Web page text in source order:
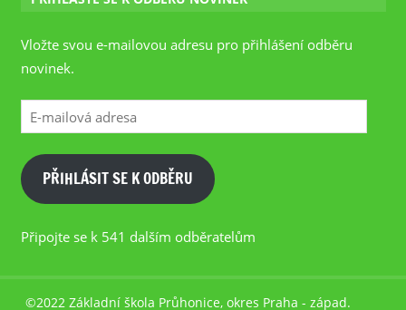
Vložte svou e-mailovou adresu pro přihlášení odběru
novinek.
E-
mailová
adresa
PŘIHLÁSIT SE K ODBĚRU
Připojte se k 541 dalším odběratelům
©2022 Základní škola Průhonice, okres Praha - západ.